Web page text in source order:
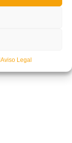
Aviso Legal